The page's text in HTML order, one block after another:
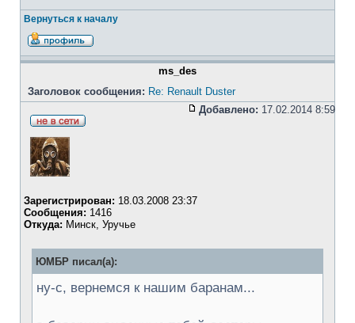
Вернуться к началу
ms_des
Заголовок сообщения: Re: Renault Duster
Добавлено: 17.02.2014 8:59
Зарегистрирован: 18.03.2008 23:37
Сообщения: 1416
Откуда: Минск, Уручье
ЮМБР писал(а):
ну-с, вернемся к нашим баранам...